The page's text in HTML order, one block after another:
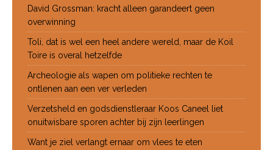
David Grossman: kracht alleen garandeert geen
overwinning
Toli, dat is wel een heel andere wereld, maar de Koil
Toire is overal hetzelfde
Archeologie als wapen om politieke rechten te
ontlenen aan een ver verleden
Verzetsheld en godsdienstleraar Koos Caneel liet
onuitwisbare sporen achter bij zijn leerlingen
Want je ziel verlangt ernaar om vlees te eten